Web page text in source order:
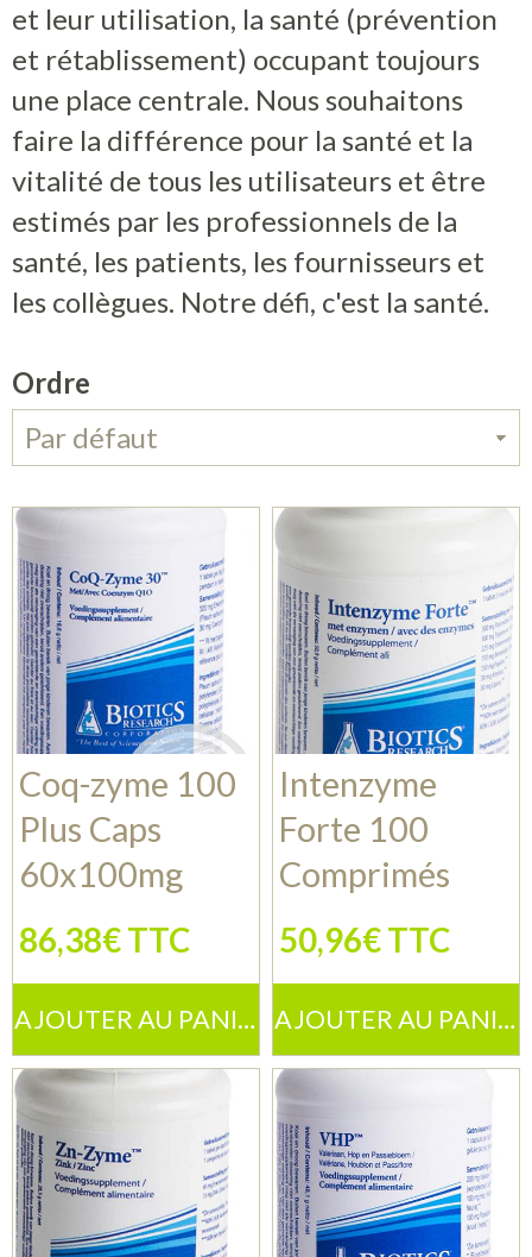
et leur utilisation, la santé (prévention
et rétablissement) occupant toujours
une place centrale. Nous souhaitons
faire la différence pour la santé et la
vitalité de tous les utilisateurs et être
estimés par les professionnels de la
santé, les patients, les fournisseurs et
les collègues. Notre défi, c'est la santé.
Ordre
Coq-zyme 100
Plus Caps
60x100mg
86,38€ TTC
AJOUTER AU PANIER
Intenzyme
Forte 100
Comprimés
50,96€ TTC
AJOUTER AU PANIER